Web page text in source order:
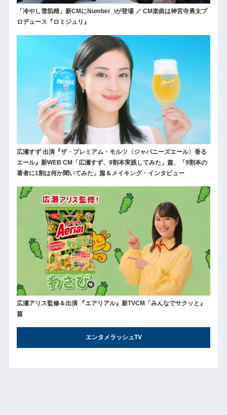
「冷やし雪肌精」新CMにNumber_iが登場 ／ CM楽曲は神宮寺勇太プ
ロデュース『ロミジュリ』
広瀬すず 出演『ザ・プレミアム・モルツ〈ジャパニーズエール〉香る
エール』新WEB CM「広瀬すず、9割本実践してみた」篇、「9割本の
著者に1割は何か聞いてみた」篇＆メイキング・インタビュー
広瀬アリス監修＆出演 『エアリアル』新TVCM「みんなでサクッと』
篇
エンタメラッシュTV